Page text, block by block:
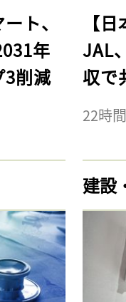
ト、
年
3削減
【
JAL
収で
22時
建設